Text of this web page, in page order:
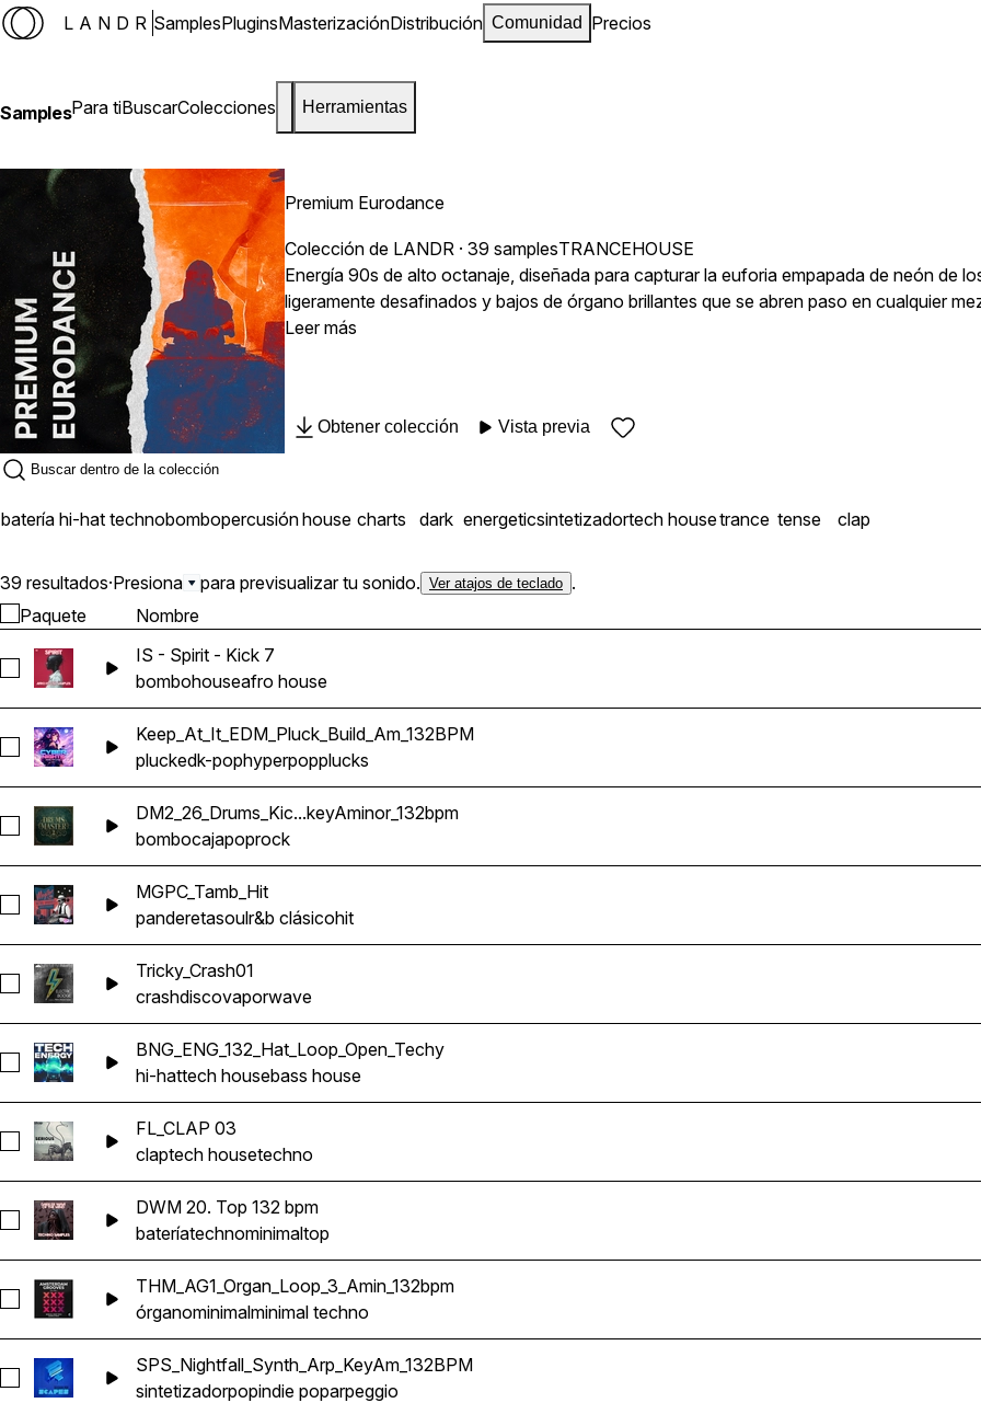
LANDR SamplesPluginsMasterizaciónDistribución Comunidad Precios
SamplesPara tiBuscarColecciones Herramientas
Premium Eurodance
Colección de LANDR · 39 samplesTRANCEHOUSE
Energía 90s de alto octanaje, diseñada para capturar la euforia empapada de neón de
ligeramente desafinados y bajos de órgano brillantes que se abren paso en cualquier mezcla con autoridad. Meticulosamente diseñado para evocar la sensación de un rave de
barridos de transición atmosféricos y los inconfundibles golpes de "rave piano".
Leer más
Obtener colección Vista previa
batería hi-hat technobombopercusiónhouse charts dark energeticsintetizadortech housetrance tense clap
39 resultados·Presiona para previsualizar tu sonido. Ver atajos de teclado .
Paquete
Nombre
Seleccionar IS - Spirit - Kick 7
IS - Spirit - Kick 7
bombohouseafro house
Seleccionar Keep_At_It_EDM_Pluck_Build_Am_132BPM
Keep_At_It_EDM_Pluck_Build_Am_132BPM
pluckedk-pophyperpopplucks
Seleccionar DM2_26_Drums_Kick_Snare_Tech_keyAminor_132bpm
DM2_26_Drums_Kic...keyAminor_132bpm
bombocajapoprock
Seleccionar MGPC_Tamb_Hit
MGPC_Tamb_Hit
panderetasoulr&b clásicohit
Seleccionar Tricky_Crash01
Tricky_Crash01
crashdiscovaporwave
Seleccionar BNG_ENG_132_Hat_Loop_Open_Techy
BNG_ENG_132_Hat_Loop_Open_Techy
hi-hattech housebass house
Seleccionar FL_CLAP 03
FL_CLAP 03
claptech housetechno
Seleccionar DWM 20. Top 132 bpm
DWM 20. Top 132 bpm
bateríatechnominimaltop
Seleccionar THM_AG1_Organ_Loop_3_Amin_132bpm
THM_AG1_Organ_Loop_3_Amin_132bpm
órganominimalminimal techno
Seleccionar SPS_Nightfall_Synth_Arp_KeyAm_132BPM
SPS_Nightfall_Synth_Arp_KeyAm_132BPM
sintetizadorpopindie poparpeggio